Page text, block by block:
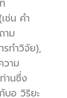
ช่น คำ
าม
รทำวิจัย),
วาม
านซึ่ง
บอ วิริยะ